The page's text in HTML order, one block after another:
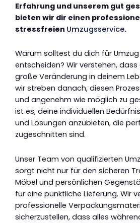
Erfahrung und unserem gut
bieten wir dir einen
stressfreien Umzugsservice.
Warum solltest du dich für Umzug
entscheiden? Wir verstehen, dass
große Veränderung in deinem
wir streben danach, diesen
und angenehm wie möglich zu
ist es, deine individuellen
und Lösungen anzubieten, die
zugeschnitten sind.
Unser Team von qualifizierten
sorgt nicht nur für den sicheren
Möbel und persönlichen
für eine pünktliche Lieferung. Wir
professionelle
sicherzustellen, dass alles